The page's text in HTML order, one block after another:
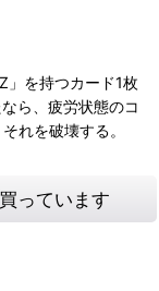
」を持つカード1枚
ら、疲労状態のコ
れを破壊する。
っています